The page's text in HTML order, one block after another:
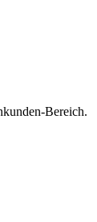
Bereich.